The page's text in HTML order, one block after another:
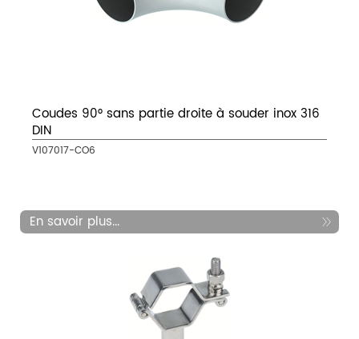
Coudes 90° sans partie droite à souder inox 316
DIN
V107017-CO6
En savoir plus...